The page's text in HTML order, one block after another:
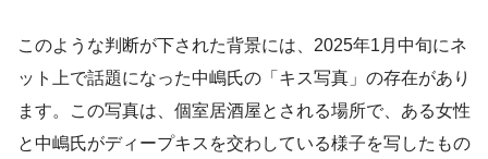
このような判断が下された背景には、2025年1月中旬にネ
ット上で話題になった中嶋氏の「キス写真」の存在があり
ます。この写真は、個室居酒屋とされる場所で、ある女性
と中嶋氏がディープキスを交わしている様子を写したもの